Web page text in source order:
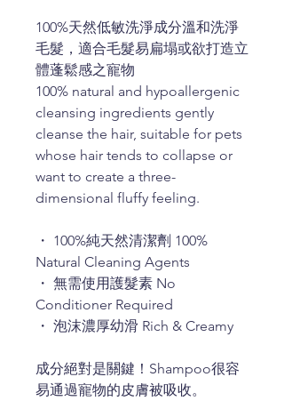
100%天然低敏洗淨成分溫和洗淨
毛髮，適合毛髮易扁塌或欲打造立
體蓬鬆感之寵物
100% natural and hypoallergenic
cleansing ingredients gently
cleanse the hair, suitable for pets
whose hair tends to collapse or
want to create a three-
dimensional fluffy feeling.
・ 100%純天然清潔劑 100%
Natural Cleaning Agents
・ 無需使用護髮素 No
Conditioner Required
・ 泡沫濃厚幼滑 Rich & Creamy
成分絕對是關鍵！Shampoo很容
易通過寵物的皮膚被吸收。